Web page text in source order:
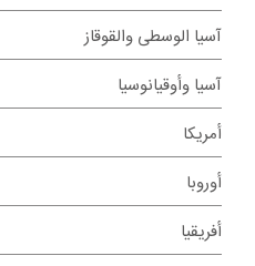
آسيا الوسطى والقوقاز
آسيا وأوقيانوسيا
أمريكا
أوروبا
أفريقيا